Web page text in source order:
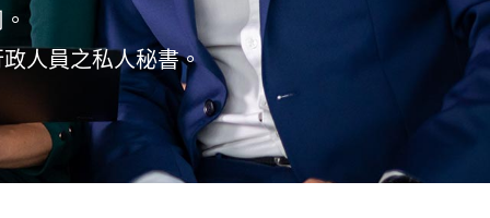
人員之私人秘書。